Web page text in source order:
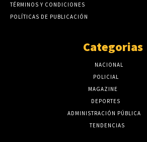
TÉRMINOS Y CONDICIONES
POLÍTICAS DE PUBLICACIÓN
Categorias
NACIONAL
POLICIAL
MAGAZINE
DEPORTES
ADMINISTRACIÓN PÚBLICA
TENDENCIAS